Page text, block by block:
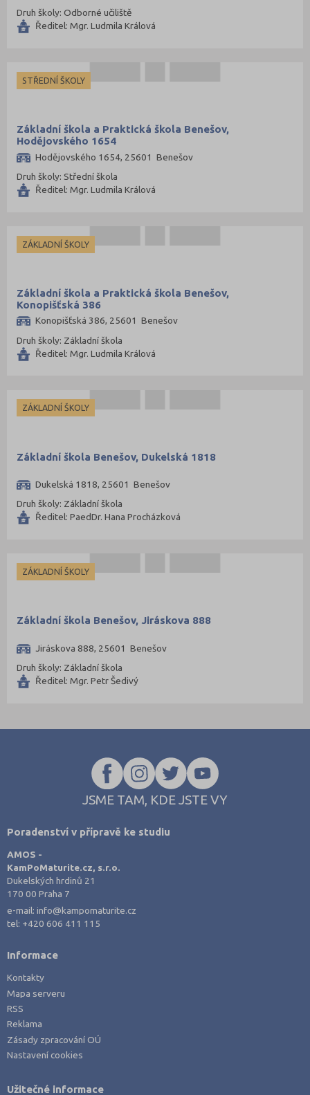
Druh školy: Odborné učiliště
Ředitel: Mgr. Ludmila Králová
STŘEDNÍ ŠKOLY
Základní škola a Praktická škola Benešov,
Hodějovského 1654
Hodějovského 1654, 25601 Benešov
Druh školy: Střední škola
Ředitel: Mgr. Ludmila Králová
ZÁKLADNÍ ŠKOLY
Základní škola a Praktická škola Benešov,
Konopišťská 386
Konopišťská 386, 25601 Benešov
Druh školy: Základní škola
Ředitel: Mgr. Ludmila Králová
ZÁKLADNÍ ŠKOLY
Základní škola Benešov, Dukelská 1818
Dukelská 1818, 25601 Benešov
Druh školy: Základní škola
Ředitel: PaedDr. Hana Procházková
ZÁKLADNÍ ŠKOLY
Základní škola Benešov, Jiráskova 888
Jiráskova 888, 25601 Benešov
Druh školy: Základní škola
Ředitel: Mgr. Petr Šedivý
JSME TAM, KDE JSTE VY
Poradenství v přípravě ke studiu
AMOS -
KamPoMaturite.cz, s.r.o.
Dukelských hrdinů 21
170 00 Praha 7
e-mail:info@kampomaturite.cz
tel: +420 606 411 115
Informace
Kontakty
Mapa serveru
RSS
Reklama
Zásady zpracování OÚ
Nastavení cookies
Užitečné informace